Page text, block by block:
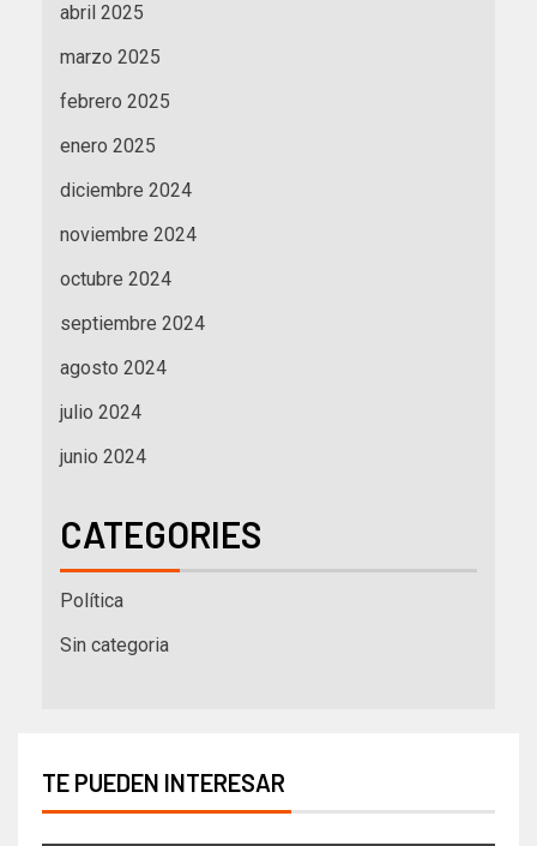
abril 2025
marzo 2025
febrero 2025
enero 2025
diciembre 2024
noviembre 2024
octubre 2024
septiembre 2024
agosto 2024
julio 2024
junio 2024
CATEGORIES
Política
Sin categoria
TE PUEDEN INTERESAR